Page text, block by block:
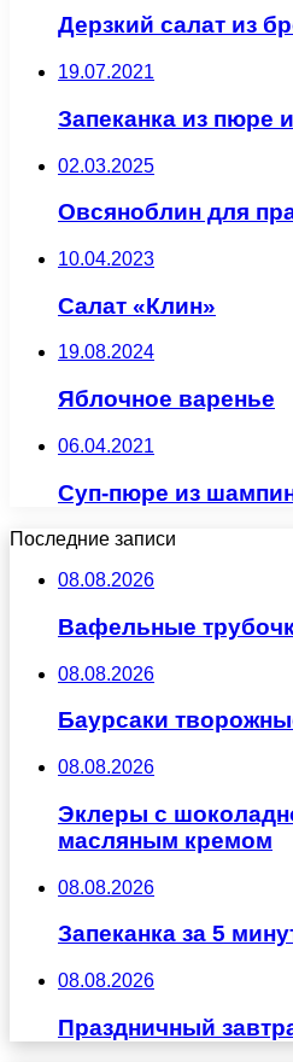
Дерзкий салат из
19.07.2021
Запеканка из пюре
02.03.2025
Овсяноблин для
10.04.2023
Салат «Клин»
19.08.2024
Яблочное варенье
06.04.2021
Суп-пюре из
Последние записи
08.08.2026
Вафельные
08.08.2026
Баурсаки
08.08.2026
Эклеры с
масляным кремом
08.08.2026
Запеканка за 5
08.08.2026
Праздничный